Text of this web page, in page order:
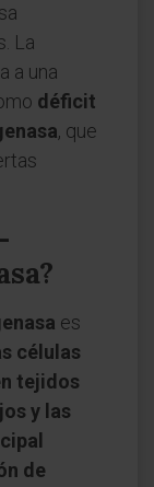
La
a una
déficit
, que
es
células
tejidos
y las
de